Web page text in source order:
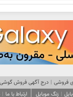
فروشی | درج آگهی فروش گوشی
| زنگ موبایل ارتباط با ما |